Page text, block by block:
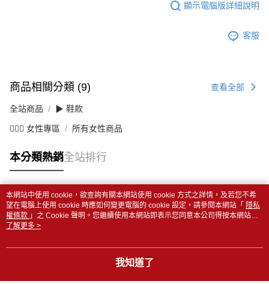
顯示電腦版詳細說明
客服
商品相關分類 (9) 查看全部
全站商品 ▶ 鞋款
💁🏻‍♀️ 女性專區 所有女性商品
本分類熱銷全站排行
熱門標籤
本網站中使用 cookie，欲查詢有關本網站使用 cookie 方式之詳情，及若您不希
望在電腦上使用 cookie 時應如何變更電腦的 cookie 設定，請參閱本網站「 隱私
權條款 」之 Cookie 聲明。您繼續使用本網站即表示您同意本公司得按本網站使
用條款之 Cookie 聲明使用 cookie。
了解更多 >
我知道了